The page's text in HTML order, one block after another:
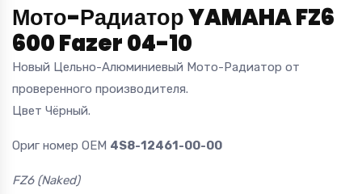
Мото-Радиатор YAMAHA FZ6
600 Fazer 04-10
Новый Цельно-Алюминиевый Мото-Радиатор от
проверенного производителя.
Цвет Чёрный.
Ориг номер OEM 4S8-12461-00-00
FZ6 (Naked)